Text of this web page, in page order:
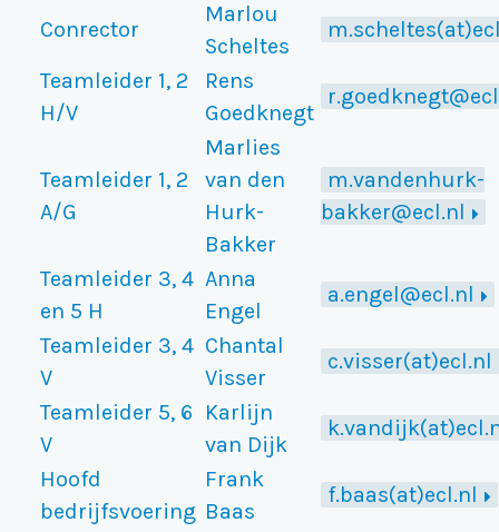
Conrector
Marlou
Scheltes
Teamleider 1, 2
H/V
Rens
Goedknegt
Teamleider 1, 2
A/G
Marlies
van den
Hurk-
Bakker
m.vandenhurk-
bakker@ecl.nl
Teamleider 3, 4
en 5 H
Anna
Engel
a.engel@ecl.nl
Teamleider 3, 4
V
Chantal
Visser
c.visser(at)ecl.nl
Teamleider 5, 6
V
Karlijn
van Dijk
Hoofd
bedrijfsvoering
Frank
Baas
f.baas(at)ecl.nl